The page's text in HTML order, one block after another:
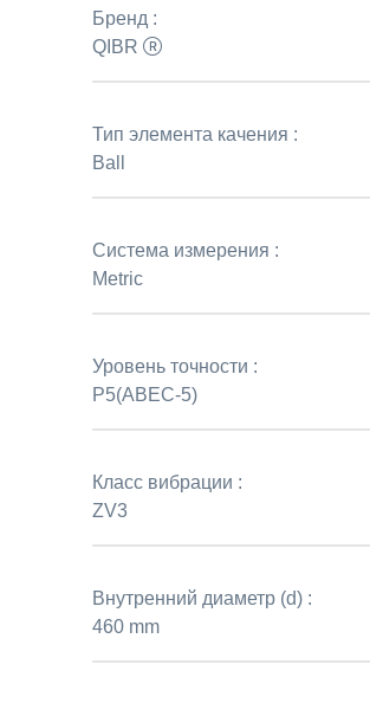
Бренд :
QIBR
Тип элемента качения :
Ball
Система измерения :
Metric
Уровень точности :
P5(ABEC-5)
Класс вибрации :
ZV3
Внутренний диаметр (d) :
460 mm